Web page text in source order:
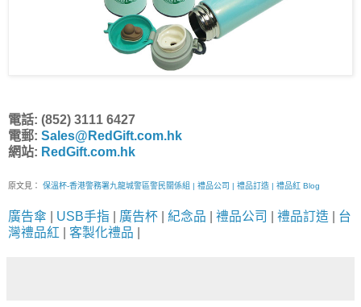
電話: (852) 3111 6427
電郵: Sales@RedGift.com.hk
網站: RedGift.com.hk
原文見： 保溫杯-香港警務署九龍城警區警民關係組 | 禮品公司 | 禮品訂造 | 禮品紅 Blog
廣告傘 USB手指 廣告杯 紀念品 禮品公司 禮品訂造
台
灣禮品紅
客製化禮品